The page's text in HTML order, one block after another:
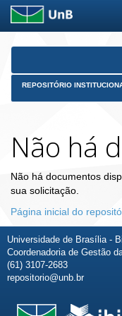
Skip
REPOSITÓRIO
Não há
Não há documentos
sua solicitação.
Página inicial do
Universidade de Brasília -
Coordenadoria de Gestão
(61) 3107-2683
repositorio@unb.br